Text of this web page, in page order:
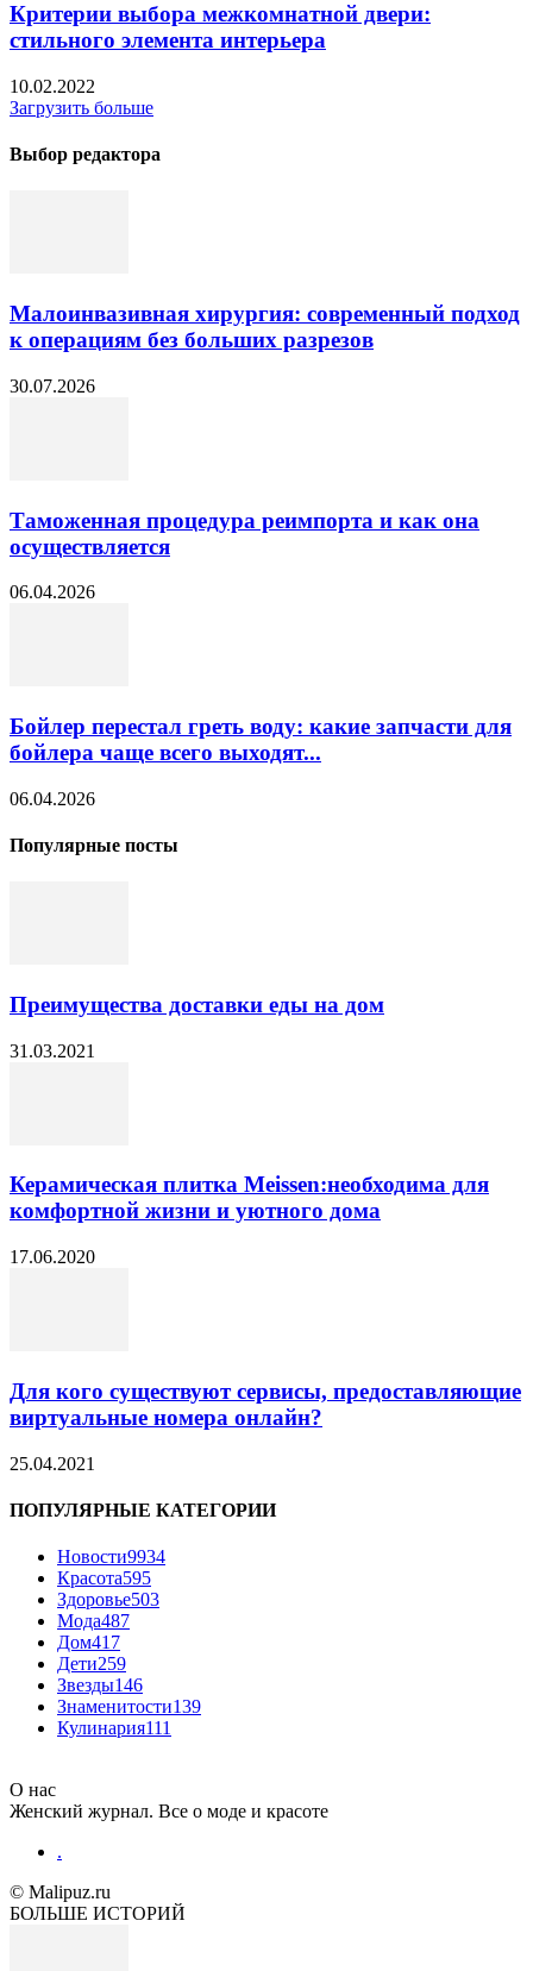
Критерии выбора межкомнатной двери:
стильного элемента интерьера
10.02.2022
Загрузить больше
Выбор редактора
Малоинвазивная хирургия: современный подход
к операциям без больших разрезов
30.07.2026
Таможенная процедура реимпорта и как она
осуществляется
06.04.2026
Бойлер перестал греть воду: какие запчасти для
бойлера чаще всего выходят...
06.04.2026
Популярные посты
Преимущества доставки еды на дом
31.03.2021
Керамическая плитка Meissen:необходима для
комфортной жизни и уютного дома
17.06.2020
Для кого существуют сервисы, предоставляющие
виртуальные номера онлайн?
25.04.2021
ПОПУЛЯРНЫЕ КАТЕГОРИИ
Новости9934
Красота595
Здоровье503
Мода487
Дом417
Дети259
Звезды146
Знаменитости139
Кулинария111
О нас
Женский журнал. Все о моде и красоте
.
© Malipuz.ru
БОЛЬШЕ ИСТОРИЙ